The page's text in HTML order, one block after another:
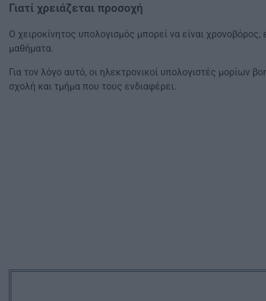
Γιατί χρειάζεται προσοχή
Ο χειροκίνητος υπολογισμός μπορεί να είναι
μαθήματα.
Για τον λόγο αυτό, οι ηλεκτρονικοί υπολογιστές μορίων
σχολή και τμήμα που τους ενδιαφέρει.